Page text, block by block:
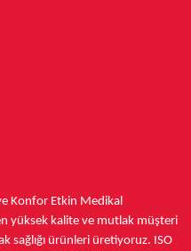
Konfor Etkin Medikal
yüksek kalite ve mutlak müşteri
sağlığı ürünleri üretiyoruz. ISO